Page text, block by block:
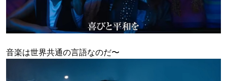
音楽は世界共通の言語なのだ〜